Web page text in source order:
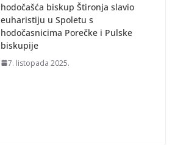
hodočašća biskup Štironja slavio
euharistiju u Spoletu s
hodočasnicima Porečke i Pulske
biskupije
7. listopada 2025.